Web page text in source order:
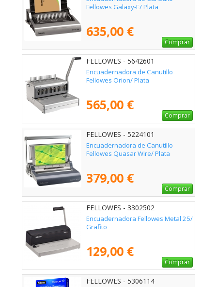
Fellowes Galaxy-E/ Plata
635,00 €
Comprar
FELLOWES - 5642601
Encuadernadora de Canutillo
Fellowes Orion/ Plata
565,00 €
Comprar
FELLOWES - 5224101
Encuadernadora de Canutillo
Fellowes Quasar Wire/ Plata
379,00 €
Comprar
FELLOWES - 3302502
Encuadernadora Fellowes Metal 25/
Grafito
129,00 €
Comprar
FELLOWES - 5306114